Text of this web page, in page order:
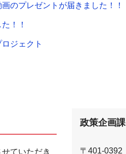
のプレゼントが届きました！！
！！
ジェクト
ていただき
政策企画課
〒401-0392